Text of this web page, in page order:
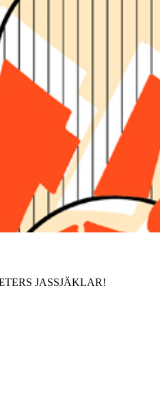
JASSJÄKLAR!